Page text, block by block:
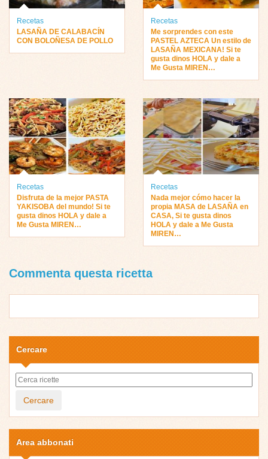
Recetas
LASAÑA DE CALABACÍN
CON BOLOÑESA DE POLLO
Recetas
Me sorprendes con este
PASTEL AZTECA Un estilo de
LASAÑA MEXICANA! Si te
gusta dinos HOLA y dale a
Me Gusta MIREN…
Recetas
Disfruta de la mejor PASTA
YAKISOBA del mundo! Si te
gusta dinos HOLA y dale a
Me Gusta MIREN…
Recetas
Nada mejor cómo hacer la
propia MASA de LASAÑA en
CASA, Si te gusta dinos
HOLA y dale a Me Gusta
MIREN…
Commenta questa ricetta
Cercare
Cercare
Area abbonati